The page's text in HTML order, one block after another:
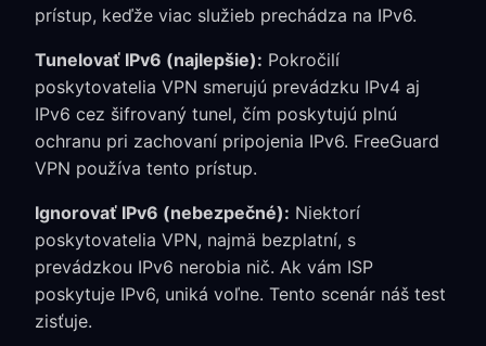
prístup, keďže viac služieb prechádza na IPv6.
Tunelovať IPv6 (najlepšie): Pokročilí
poskytovatelia VPN smerujú prevádzku IPv4 aj
IPv6 cez šifrovaný tunel, čím poskytujú plnú
ochranu pri zachovaní pripojenia IPv6. FreeGuard
VPN používa tento prístup.
Ignorovať IPv6 (nebezpečné): Niektorí
poskytovatelia VPN, najmä bezplatní, s
prevádzkou IPv6 nerobia nič. Ak vám ISP
poskytuje IPv6, uniká voľne. Tento scenár náš test
zisťuje.